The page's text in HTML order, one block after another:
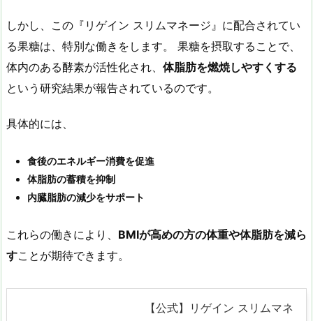
しかし、この『リゲイン スリムマネージ』に配合されてい
る果糖は、特別な働きをします。 果糖を摂取することで、
体内のある酵素が活性化され、 体脂肪を燃焼しやすくする
という研究結果が報告されているのです。
具体的には、
食後のエネルギー消費を促進
体脂肪の蓄積を抑制
内臓脂肪の減少をサポート
これらの働きにより、 BMIが高めの方の体重や体脂肪を減ら
すことが期待できます。
【公式】リゲイン スリムマネ